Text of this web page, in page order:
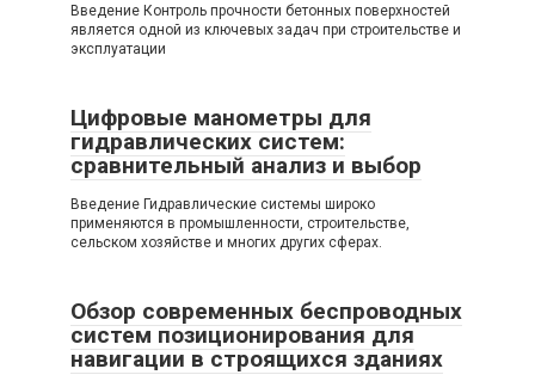
Введение Контроль прочности бетонных поверхностей
является одной из ключевых задач при строительстве и
эксплуатации
Цифровые манометры для
гидравлических систем:
сравнительный анализ и выбор
Введение Гидравлические системы широко
применяются в промышленности, строительстве,
сельском хозяйстве и многих других сферах.
Обзор современных беспроводных
систем позиционирования для
навигации в строящихся зданиях